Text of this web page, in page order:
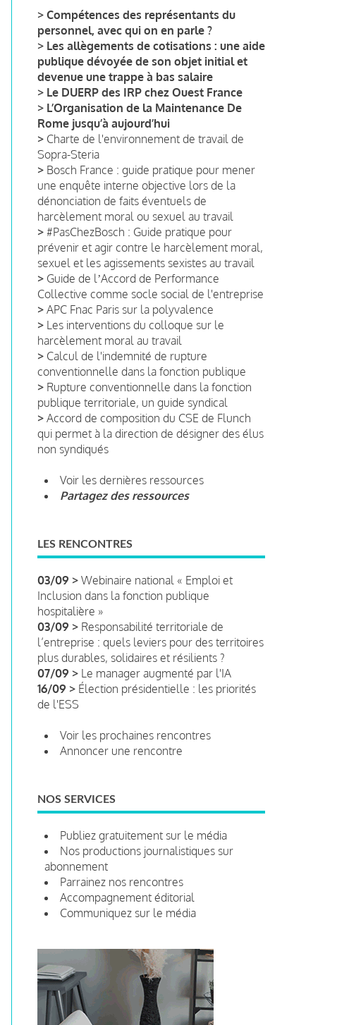
> Compétences des représentants du
personnel, avec qui on en parle ?
> Les allègements de cotisations : une aide
publique dévoyée de son objet initial et
devenue une trappe à bas salaire
> Le DUERP des IRP chez Ouest France
> L’Organisation de la Maintenance De
Rome jusqu’à aujourd’hui
> Charte de l'environnement de travail de
Sopra-Steria
> Bosch France : guide pratique pour mener
une enquête interne objective lors de la
dénonciation de faits éventuels de
harcèlement moral ou sexuel au travail
> #PasChezBosch : Guide pratique pour
prévenir et agir contre le harcèlement moral,
sexuel et les agissements sexistes au travail
> Guide de lʼAccord de Performance
Collective comme socle social de l'entreprise
> APC Fnac Paris sur la polyvalence
> Les interventions du colloque sur le
harcèlement moral au travail
> Calcul de l'indemnité de rupture
conventionnelle dans la fonction publique
> Rupture conventionnelle dans la fonction
publique territoriale, un guide syndical
> Accord de composition du CSE de Flunch
qui permet à la direction de désigner des élus
non syndiqués
Voir les dernières ressources
Partagez des ressources
LES RENCONTRES
03/09 > Webinaire national « Emploi et
Inclusion dans la fonction publique
hospitalière »
03/09 > Responsabilité territoriale de
l’entreprise : quels leviers pour des territoires
plus durables, solidaires et résilients ?
07/09 > Le manager augmenté par l'IA
16/09 > Élection présidentielle : les priorités
de l'ESS
Voir les prochaines rencontres
Annoncer une rencontre
NOS SERVICES
Publiez gratuitement sur le média
Nos productions journalistiques sur
abonnement
Parrainez nos rencontres
Accompagnement éditorial
Communiquez sur le média